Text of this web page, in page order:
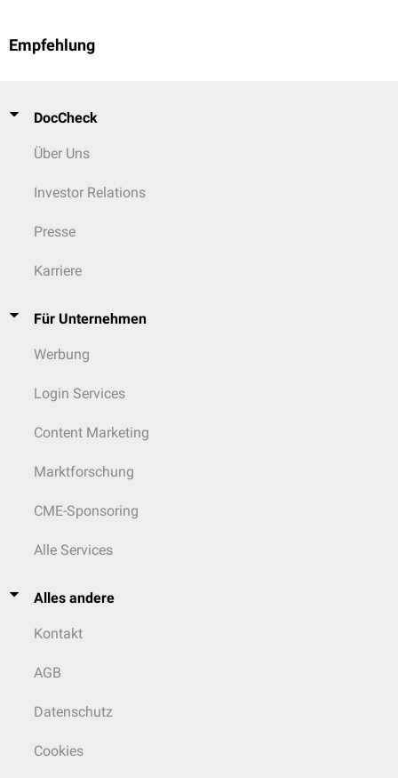
Empfehlung
DocCheck
Über Uns
Investor Relations
Presse
Karriere
Für Unternehmen
Werbung
Login Services
Content Marketing
Marktforschung
CME-Sponsoring
Alle Services
Alles andere
Kontakt
AGB
Datenschutz
Cookies